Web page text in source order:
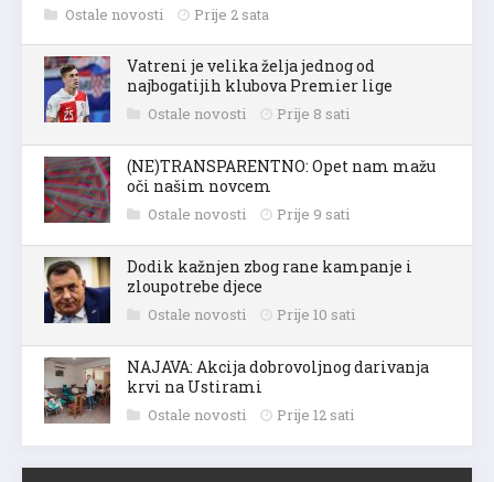
Ostale novosti Prije 2 sata
Vatreni je velika želja jednog od
najbogatijih klubova Premier lige
Ostale novosti Prije 8 sati
(NE)TRANSPARENTNO: Opet nam mažu
oči našim novcem
Ostale novosti Prije 9 sati
Dodik kažnjen zbog rane kampanje i
zloupotrebe djece
Ostale novosti Prije 10 sati
NAJAVA: Akcija dobrovoljnog darivanja
krvi na Ustirami
Ostale novosti Prije 12 sati